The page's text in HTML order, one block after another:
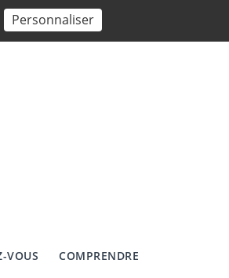
VOUS COMPRENDRE
Personnaliser